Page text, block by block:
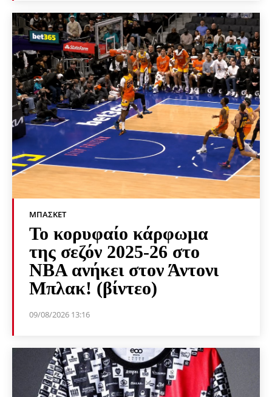
ΜΠΆΣΚΕΤ
Το κορυφαίο κάρφωμα
της σεζόν 2025-26 στο
NBA ανήκει στον Άντονι
Μπλακ! (βίντεο)
09/08/2026 13:16